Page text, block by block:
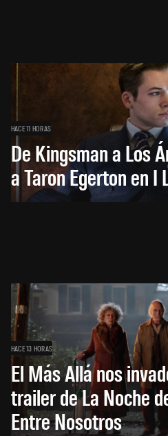
HACE 11 HORAS
De Kingsman a Los
a Taron Egerton en I
HACE 13 HORAS
El Más Allá nos
trailer de La Noche
Entre Nosotros